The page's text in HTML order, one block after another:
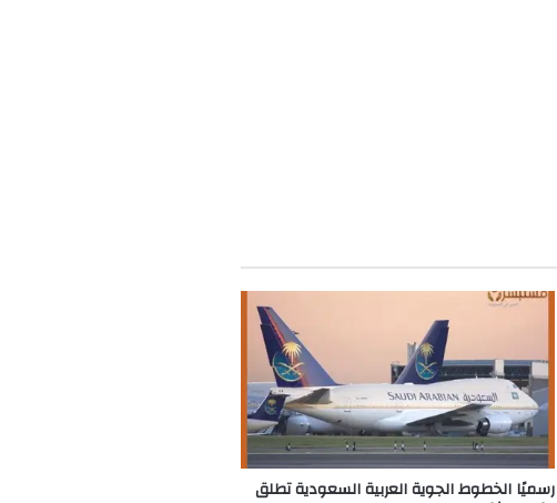
رسميًا الخطوط الجوية العربية السعودية تطلق